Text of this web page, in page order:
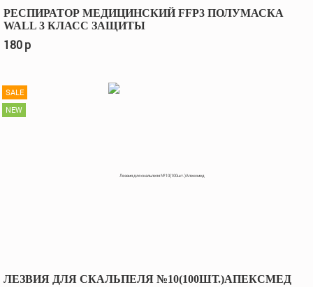
РЕСПИРАТОР МЕДИЦИНСКИЙ FFP3 ПОЛУМАСКА
WALL 3 КЛАСС ЗАЩИТЫ
180p
ЛЕЗВИЯ ДЛЯ СКАЛЬПЕЛЯ №10(100ШТ.)АПЕКСМЕД
SALE
NEW